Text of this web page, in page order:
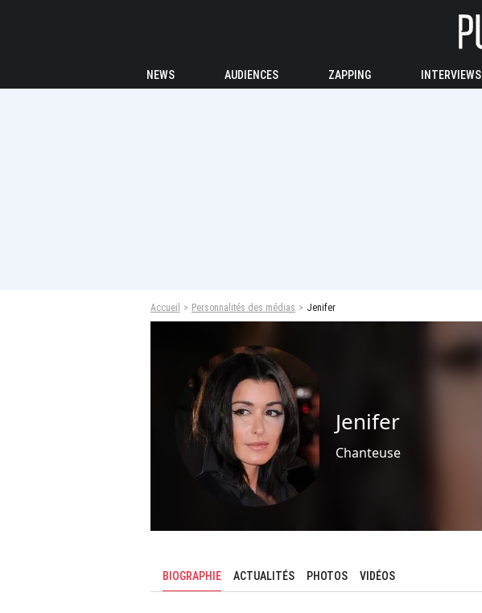
NEWS AUDIENCES ZAPPING INTERVIEWS
Accueil Personnalités des médias Jenifer
Jenifer
Chanteuse
BIOGRAPHIE ACTUALITÉS PHOTOS VIDÉOS